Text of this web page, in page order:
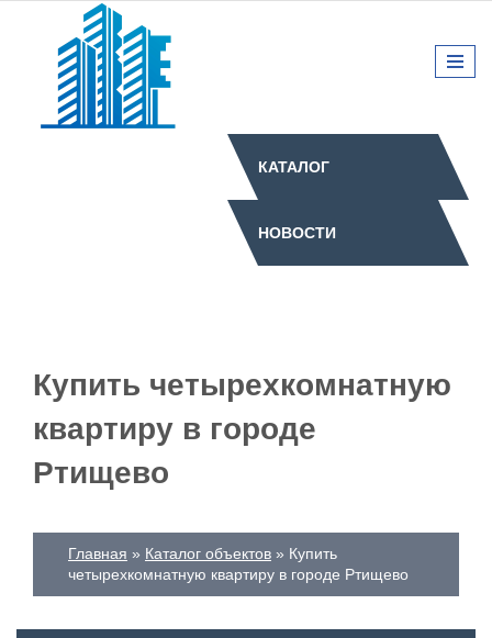
КАТАЛОГ
НОВОСТИ
Купить четырехкомнатную
квартиру в городе
Ртищево
Главная Каталог объектов
Купить
четырехкомнатную квартиру в городе Ртищево